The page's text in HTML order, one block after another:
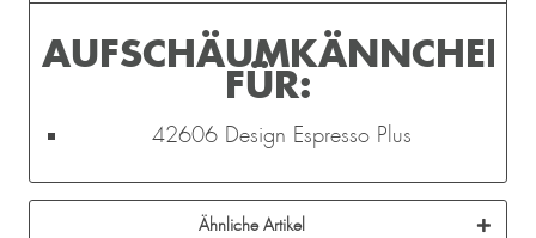
AUFSCHÄUMKÄNNCHEN
FÜR:
42606 Design Espresso Plus
Ähnliche Artikel